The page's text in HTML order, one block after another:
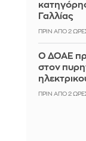
Γαλλίας
ΠΡΙΝ ΑΠΌ 2
Ο ΔΟΑΕ
στον
ΠΡΙΝ ΑΠΌ 2